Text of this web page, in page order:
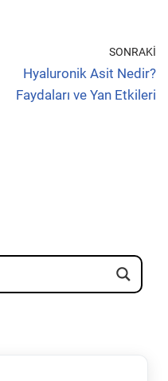
SONRAKI
Hyaluronik Asit Nedir?
Faydaları ve Yan Etkileri